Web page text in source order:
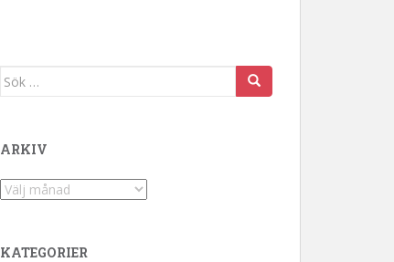
Sök efter:
ARKIV
Arkiv
KATEGORIER